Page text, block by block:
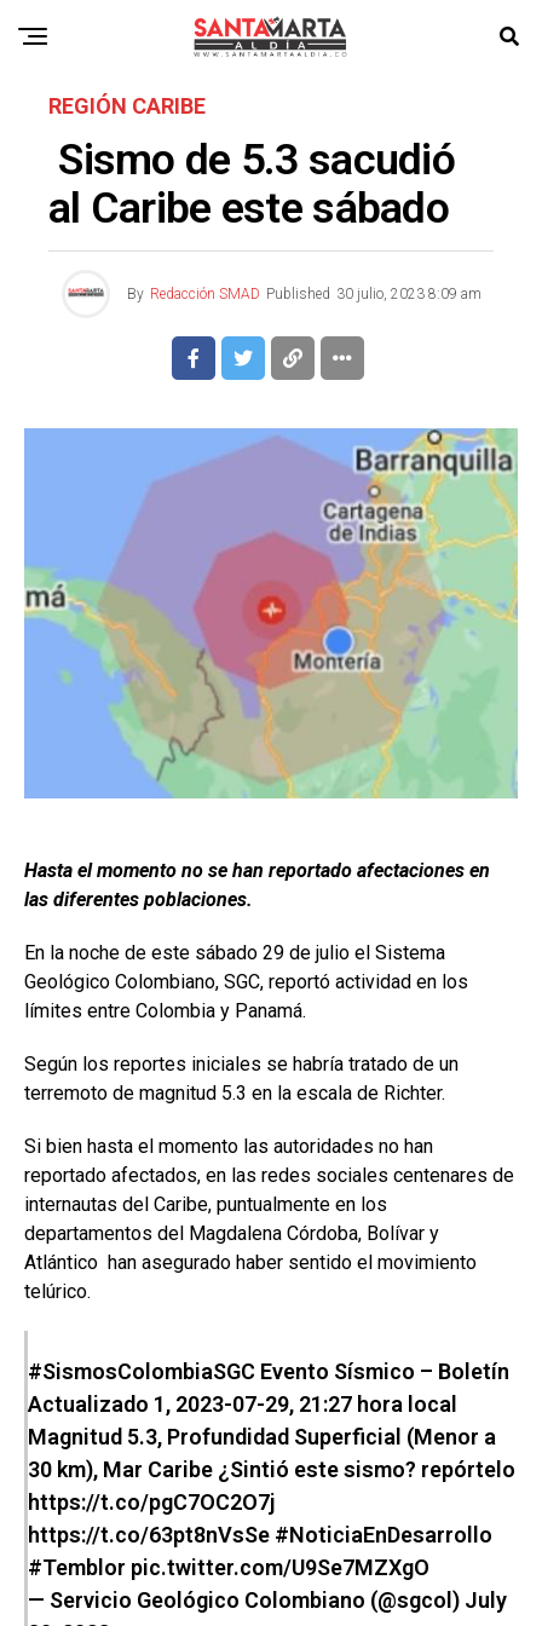
REGIÓN CARIBE
Sismo de 5.3 sacudió
al Caribe este sábado
By Redacción SMAD Published 30 julio, 2023 8:09 am
Hasta el momento no se han reportado afectaciones en
las diferentes poblaciones.
En la noche de este sábado 29 de julio el Sistema
Geológico Colombiano, SGC, reportó actividad en los
límites entre Colombia y Panamá.
Según los reportes iniciales se habría tratado de un
terremoto de magnitud 5.3 en la escala de Richter.
Si bien hasta el momento las autoridades no han
reportado afectados, en las redes sociales centenares de
internautas del Caribe, puntualmente en los
departamentos del Magdalena Córdoba, Bolívar y
Atlántico han asegurado haber sentido el movimiento
telúrico.
#SismosColombiaSGC Evento Sísmico – Boletín
Actualizado 1, 2023-07-29, 21:27 hora local
Magnitud 5.3, Profundidad Superficial (Menor a
30 km), Mar Caribe ¿Sintió este sismo? repórtelo
https://t.co/pgC7OC2O7j
https://t.co/63pt8nVsSe #NoticiaEnDesarrollo
#Temblor pic.twitter.com/U9Se7MZXgO
— Servicio Geológico Colombiano (@sgcol) July